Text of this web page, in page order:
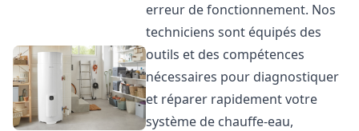
erreur de fonctionnement. Nos
techniciens sont équipés des
outils et des compétences
nécessaires pour diagnostiquer
et réparer rapidement votre
système de chauffe-eau,